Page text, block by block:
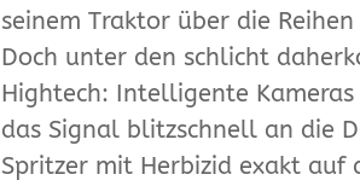
seinem Traktor über die
Doch unter den schlicht
Hightech: Intelligente
das Signal blitzschnell an die
Spritzer mit Herbizid exakt auf